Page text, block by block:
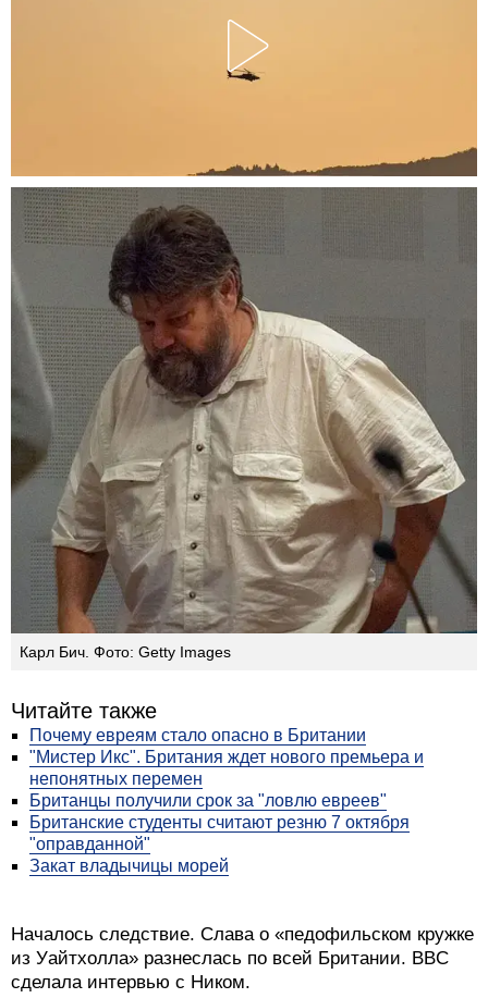
Карл Бич. Фото: Getty Images
Читайте также
Почему евреям стало опасно в Британии
"Мистер Икс". Британия ждет нового премьера и
непонятных перемен
Британцы получили срок за "ловлю евреев"
Британские студенты считают резню 7 октября
"оправданной"
Закат владычицы морей
Началось следствие. Слава о «педофильском кружке
из Уайтхолла» разнеслась по всей Британии. BBC
сделала интервью с Ником.